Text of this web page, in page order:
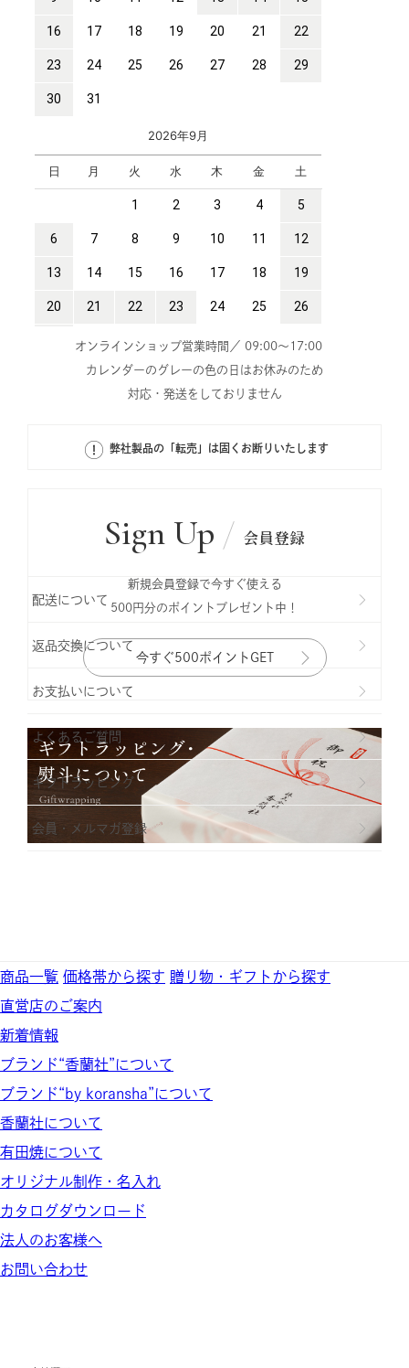
配送について
返品交換について
お支払いについて
よくあるご質問
ギフトラッビング
会員・メルマガ登録
オンラインショップ営業時間／ 09:00～17:00
カレンダーのグレーの色の日はお休みのため
対応・発送をしておりません
弊社製品の「転売」は固くお断りいたします
Sign Up 会員登録
新規会員登録で今すぐ使える
500円分のポイントプレゼント中！
今すぐ500ポイントGET
商品一覧 価格帯から探す 贈り物・ギフトから探す
直営店のご案内
新着情報
ブランド“香蘭社”について
ブランド“by koransha”について
香蘭社について
有田焼について
オリジナル制作・名入れ
カタログダウンロード
法人のお客様へ
お問い合わせ